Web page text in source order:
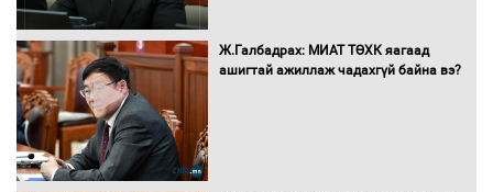
Ж.Галбадрах: МИАТ ТӨХК яагаад
ашигтай ажиллаж чадахгүй байна вэ?